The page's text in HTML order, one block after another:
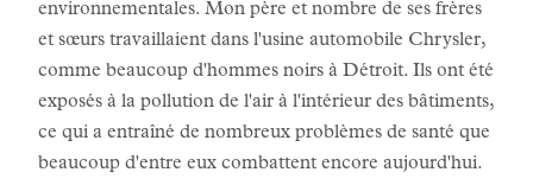
environnementales. Mon père et nombre de ses frères
et sœurs travaillaient dans l'usine automobile Chrysler,
comme beaucoup d'hommes noirs à Détroit. Ils ont été
exposés à la pollution de l'air à l'intérieur des bâtiments,
ce qui a entraîné de nombreux problèmes de santé que
beaucoup d'entre eux combattent encore aujourd'hui.